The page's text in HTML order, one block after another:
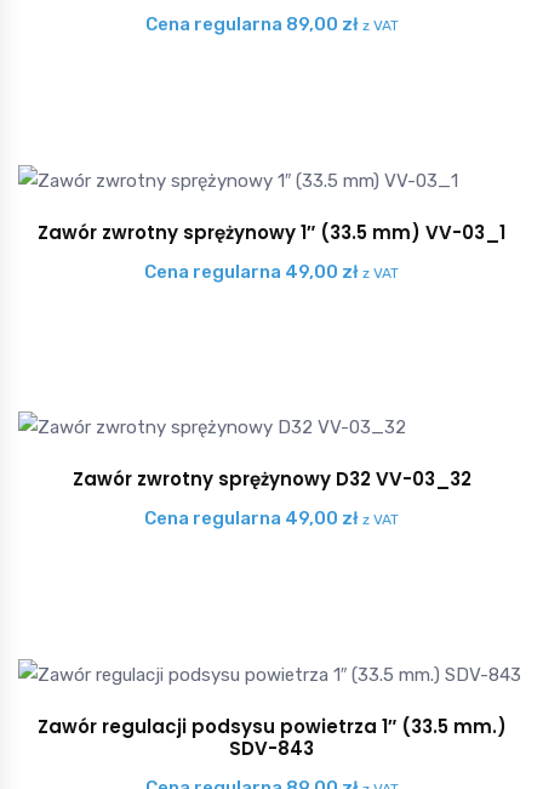
Cena regularna 89,00 zł z VAT
Zawór zwrotny sprężynowy 1″ (33.5 mm) VV-03_1
Cena regularna 49,00 zł z VAT
Zawór zwrotny sprężynowy D32 VV-03_32
Cena regularna 49,00 zł z VAT
Zawór regulacji podsysu powietrza 1″ (33.5 mm.)
SDV-843